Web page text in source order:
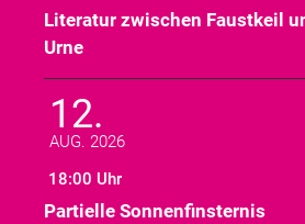
Literatur zwischen Faustkeil
Urne
12.
AUG. 2026
18:00 Uhr
Partielle Sonnenfinsternis